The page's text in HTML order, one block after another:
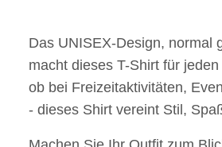
Das UNISEX-Design, normal
macht dieses T-Shirt für
ob bei Freizeitaktivitäten,
- dieses Shirt vereint Stil,